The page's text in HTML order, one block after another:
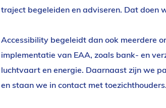
traject begeleiden en adviseren. Dat doen
Accessibility begeleidt dan ook meerdere
implementatie van EAA, zoals bank- en
luchtvaart en energie. Daarnaast zijn we
en staan we in contact met toezichthouders.